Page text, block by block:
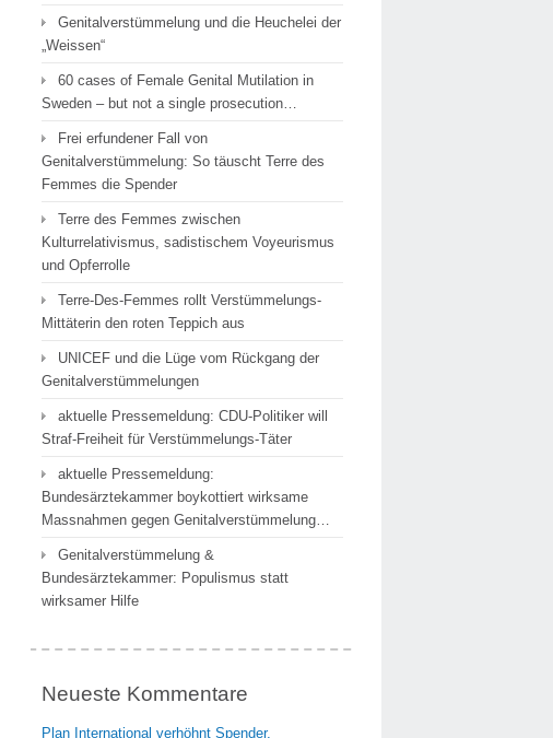
Genitalverstümmelung und die Heuchelei der
„Weissen“
60 cases of Female Genital Mutilation in
Sweden – but not a single prosecution…
Frei erfundener Fall von
Genitalverstümmelung: So täuscht Terre des
Femmes die Spender
Terre des Femmes zwischen
Kulturrelativismus, sadistischem Voyeurismus
und Opferrolle
Terre-Des-Femmes rollt Verstümmelungs-
Mittäterin den roten Teppich aus
UNICEF und die Lüge vom Rückgang der
Genitalverstümmelungen
aktuelle Pressemeldung: CDU-Politiker will
Straf-Freiheit für Verstümmelungs-Täter
aktuelle Pressemeldung:
Bundesärztekammer boykottiert wirksame
Massnahmen gegen Genitalverstümmelung…
Genitalverstümmelung &
Bundesärztekammer: Populismus statt
wirksamer Hilfe
Neueste Kommentare
Plan International verhöhnt Spender,